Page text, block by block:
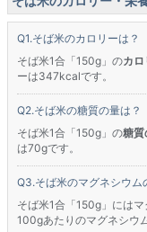
そば米のカロリーは？
そば米1合「150g」のカ
ーは347kcalです。
そば米の糖質の量は？
そば米1合「150g」の糖
は70gです。
そば米のマグネシウム
そば米1合「150g」には
100gあたりのマグネシウ